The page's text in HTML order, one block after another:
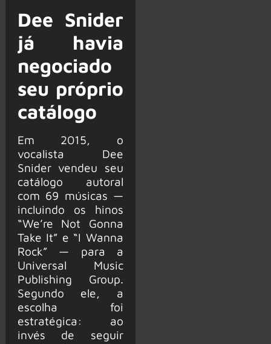
Dee Snider
já havia
negociado
seu próprio
catálogo
Em 2015, o
vocalista Dee
Snider vendeu seu
catálogo autoral
com 69 músicas —
incluindo os hinos
“We’re Not Gonna
Take It” e “I Wanna
Rock” — para a
Universal Music
Publishing Group.
Segundo ele, a
escolha foi
estratégica: ao
invés de seguir